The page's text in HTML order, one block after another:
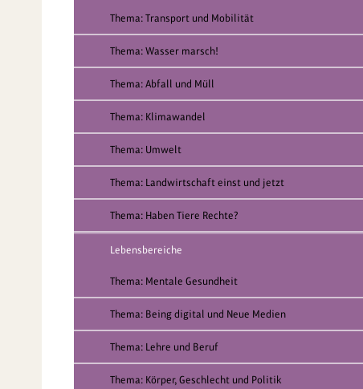
Thema: Transport und Mobilität
Thema: Wasser marsch!
Thema: Abfall und Müll
Thema: Klimawandel
Thema: Umwelt
Thema: Landwirtschaft einst und jetzt
Thema: Haben Tiere Rechte?
Lebensbereiche
Thema: Mentale Gesundheit
Thema: Being digital und Neue Medien
Thema: Lehre und Beruf
Thema: Körper, Geschlecht und Politik